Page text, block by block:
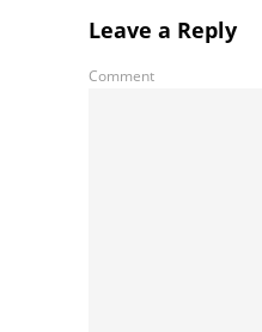
Leave a Reply
Comment